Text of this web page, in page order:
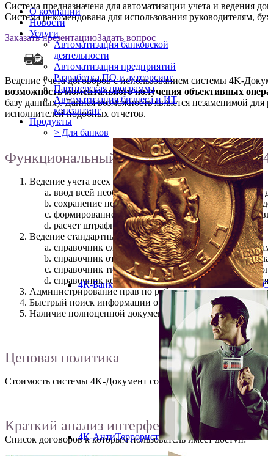
О компании
Новости
Услуги
Автоматизация банковской
деятельности
Автоматизация предприятий
Разработка ПО и аутсорсинг
Партнерская программа
Автоматизация бизнеса и ИТ
консалтинг
Продукты
> Для банков
4К-Банк
4К-АнтиТеррорист
Система предназначена для автоматизации учета и ведения
Система рекомендована для использования руководителям,
Заказать презентациюЗадать вопрос
Ведение учета договоров с использованием системы 4K-
возможность моментального получения объективных
базу данных). Данная возможность является незаменимой
исполнителей подобных отчетов.
Функциональный возможности системы
Ведение учета всех договоров предприятия:
ввод всей необходимой информацией о
сохранение полного содержания договора и
формирование календарных планов сроков
расчет штрафных санкций по договору.
Ведение стандартных справочников:
справочник служб (разбивка договоров по
справочник отделов (разбивка договоров по
справочник типов документов (самостоятельное
справочник контрагентов (выбор для
Администрирование прав по работе с договорами,
Быстрый поиск информации о договорах и построение
Наличие полноценной документации, позволяющей
Ценовая политика
Стоимость системы 4K-Документ составляет 3000 гривен без
Краткий анализ интерфейса программы
Список договоров к которым пользователь имеет доступ: